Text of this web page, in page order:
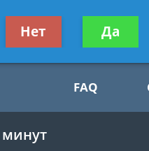
Получите консультацию
бесплатно
FAQ
минут
Нет Да